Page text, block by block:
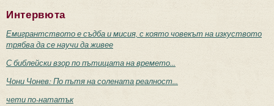
Интервюта
Емигрантството е съдба и мисия, с която човекът на изкуството
трябва да се научи да живее
С библейски взор по пътищата на времето...
Чони Чонев: По пътя на солената реалност...
чети по-нататък